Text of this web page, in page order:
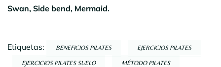
Swan, Side bend, Mermaid.
Etiquetas: BENEFICIOS PILATES EJERCICIOS PILATES
EJERCICIOS PILATES SUELO MÉTODO PILATES